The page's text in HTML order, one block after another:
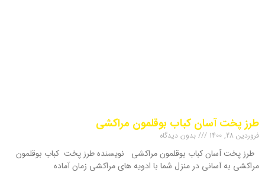
طرز پخت آسان کباب بوقلمون مراکشی
فروردین 28, 1400 بدون دیدگاه
طرز پخت آسان کباب بوقلمون مراکشی نویسنده طرز پخت کباب بوقلمون
مراکشی به آسانی در منزل شما با ادویه های مراکشی زمان آماده